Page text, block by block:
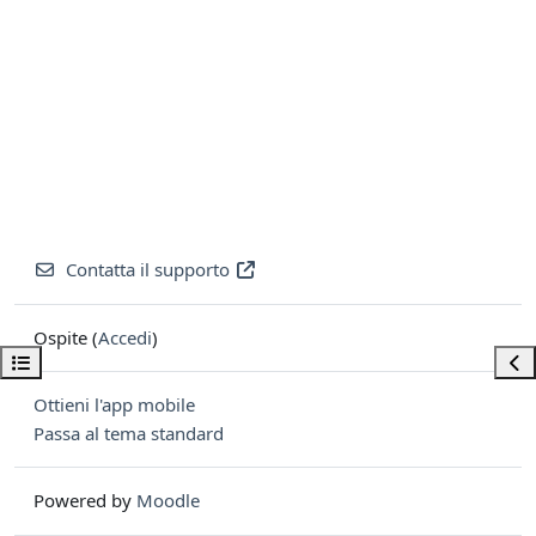
Apri indice del corso
Contatta il supporto
Ospite (Accedi)
Ottieni l'app mobile
Passa al tema standard
Powered by Moodle